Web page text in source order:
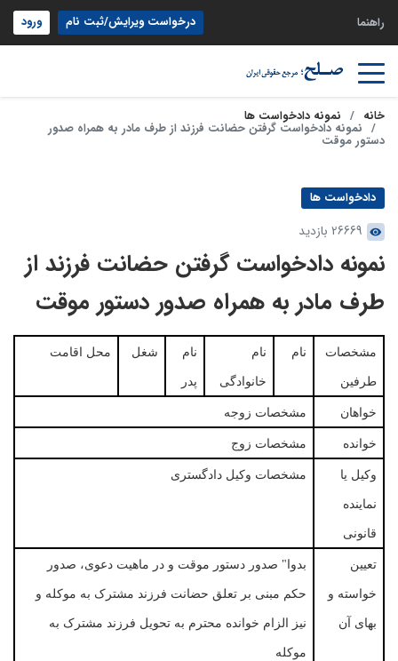
راهنما درخواست ویرایش/ثبت نام ورود
خانه نمونه دادخواست ها
نمونه دادخواست گرفتن حضانت فرزند از طرف مادر به همراه صدور
دستور موقت
دادخواست ها
26669 بازدید
نمونه دادخواست گرفتن حضانت فرزند از
طرف مادر به همراه صدور دستور موقت
مشخصات
طرفین
نام نام
خانوادگی
نام
پدر
شغل محل اقامت
خواهان مشخصات زوجه
خوانده مشخصات زوج
وکیل یا
نماینده
قانونی
مشخصات وکیل دادگستری
تعیین
خواسته و
بهای آن
بدوا" صدور دستور موقت و در ماهیت دعوی، صدور
حکم مبنی بر تعلق حضانت فرزند مشترک به موکله و
نیز الزام خوانده محترم به تحویل فرزند مشترک به
موکله